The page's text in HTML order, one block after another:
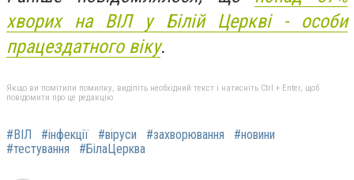
хворих на ВІЛ у Білій Церкві - особи
працездатного віку.
Якщо ви помітили помилку, виділіть необхідний текст і натисніть Ctrl + Enter, щоб
повідомити про це редакцію
#ВІЛ #інфекції #віруси #захворювання
#новини
#тестування
#БілаЦерква